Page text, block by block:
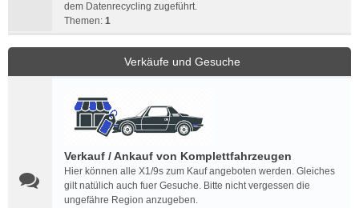
dem Datenrecycling zugeführt.
Themen: 1
Verkäufe und Gesuche
Verkauf / Ankauf von Komplettfahrzeugen
Hier können alle X1/9s zum Kauf angeboten werden. Gleiches
gilt natülich auch fuer Gesuche. Bitte nicht vergessen die
ungefähre Region anzugeben.